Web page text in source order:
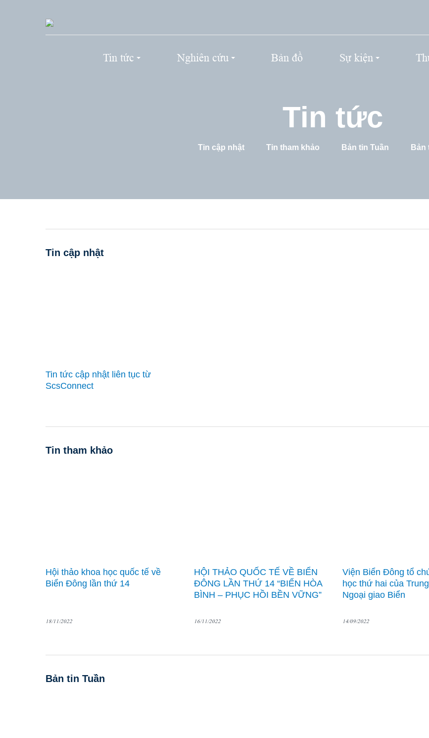
Tin tức Nghiên cứu Bản đồ Sự kiện
Tin tức
Tin cập nhật Tin tham khảo Bản tin Tuần Bản
Tin cập nhật
Tin tức cập nhật liên tục từ
ScsConnect
Tin tham khảo
Hội thảo khoa học quốc tế về
Biển Đông lần thứ 14
18/11/2022
HỘI THẢO QUỐC TẾ VỀ BIỂN
ĐÔNG LẦN THỨ 14 “BIỂN HÒA
BÌNH – PHỤC HỒI BỀN VỮNG”
16/11/2022
Viện Biển Đông tổ
học thứ hai của
Ngoại giao Biển
14/09/2022
Bản tin Tuần